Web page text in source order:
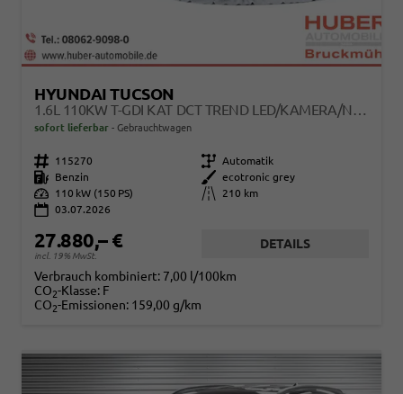
HYUNDAI TUCSON
1.6L 110KW T-GDI KAT DCT TREND LED/KAMERA/NAVI
sofort lieferbar Gebrauchtwagen
Fahrzeugnr. 115270 Getriebe Automatik
Kraftstoff
Benzin Außenfarbe
ecotronic grey
Leistung
110 kW (150 PS) Kilometerstand
210 km
03.07.2026
27.880,– €
incl. 19% MwSt.
DETAILS
Verbrauch kombiniert: 7,00 l/100km
CO2-Klasse: F
CO2-Emissionen: 159,00 g/km